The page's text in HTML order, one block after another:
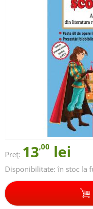
Preț: 13,00 lei
Disponibilitate: în stoc la